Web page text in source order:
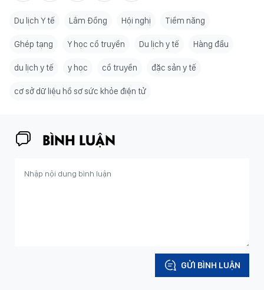
Du lịch Y tế Lâm Đồng Hội nghị Tiềm năng
Ghép tạng Y học cổ truyền Du lịch y tế Hàng đầu
du lịch y tế y học cổ truyền đặc sản y tế
cơ sở dữ liệu hồ sơ sức khỏe điện tử
BÌNH LUẬN
GỬI BÌNH LUẬN